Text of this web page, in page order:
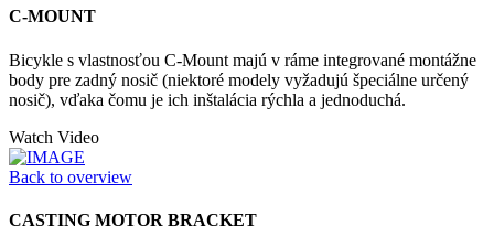
C-MOUNT
Bicykle s vlastnosťou C-Mount majú v ráme integrované montážne
body pre zadný nosič (niektoré modely vyžadujú špeciálne určený
nosič), vďaka čomu je ich inštalácia rýchla a jednoduchá.
Watch Video
Back to overview
CASTING MOTOR BRACKET